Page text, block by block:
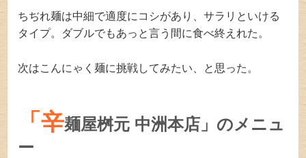
ちぢれ麺は中細で適度にコシがあり、サラリといける
タイプ。ダブルでもあっと言う間に食べ終えれた。
次はこんにゃく麺に挑戦してみたい、と思った。
「辛麺屋桝元 中洲本店」のメニュ
ー